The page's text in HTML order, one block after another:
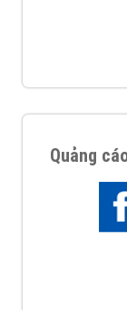
Quảng